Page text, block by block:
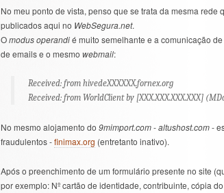
No meu ponto de vista, penso que se trata da mesma rede
publicados aqui no WebSegura.net.
Omodus operandié muito semelhante e a comunicação
de emails e o mesmo webmail:
Received: from hivedeXXXXXX.fornex.org
Received: from WorldClient by [XXX.XXX.XXX.XXX]
No mesmo alojamento do 9mimport.com-altushost.com-
fraudulentos -finimax.org (entretanto inativo).
Após o preenchimento de um formulário presente no site
por exemplo: Nº cartão de identidade, contribuinte, cópia